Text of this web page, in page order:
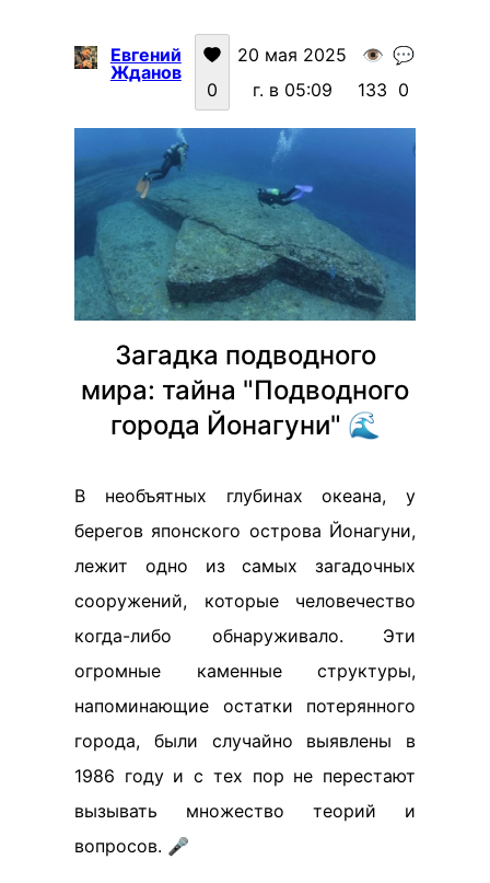
Евгений
Жданов
0
20 мая 2025
г. в 05:09
👁️
133
💬
0
Загадка подводного
мира: тайна "Подводного
города Йонагуни" 🌊
В необъятных глубинах океана, у
берегов японского острова Йонагуни,
лежит одно из самых загадочных
сооружений, которые человечество
когда-либо обнаруживало. Эти
огромные каменные структуры,
напоминающие остатки потерянного
города, были случайно выявлены в
1986 году и с тех пор не перестают
вызывать множество теорий и
вопросов. 🎤